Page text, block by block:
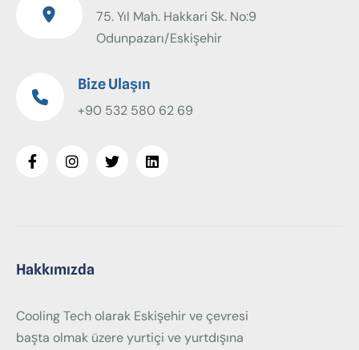
75. Yıl Mah. Hakkari Sk. No:9
Odunpazarı/Eskişehir
Bize Ulaşın
+90 532 580 62 69
Hakkımızda
Cooling Tech olarak Eskişehir ve çevresi
başta olmak üzere yurtiçi ve yurtdışına